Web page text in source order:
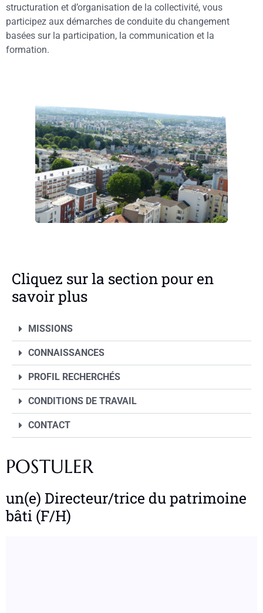
structuration et d’organisation de la collectivité, vous
participez aux démarches de conduite du changement
basées sur la participation, la communication et la
formation.
Cliquez sur la section pour en
savoir plus
MISSIONS
CONNAISSANCES
PROFIL RECHERCHÉS
CONDITIONS DE TRAVAIL
CONTACT
POSTULER
un(e) Directeur/trice du patrimoine
bâti (F/H)